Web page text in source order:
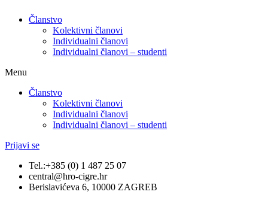
Članstvo
Kolektivni članovi
Individualni članovi
Individualni članovi – studenti
Menu
Članstvo
Kolektivni članovi
Individualni članovi
Individualni članovi – studenti
Prijavi se
Tel.:+385 (0) 1 487 25 07
central@hro-cigre.hr
Berislavićeva 6, 10000 ZAGREB